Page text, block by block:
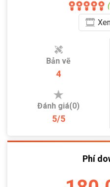
Bản vẽ
4
Đánh giá(0)
5/5
Phí